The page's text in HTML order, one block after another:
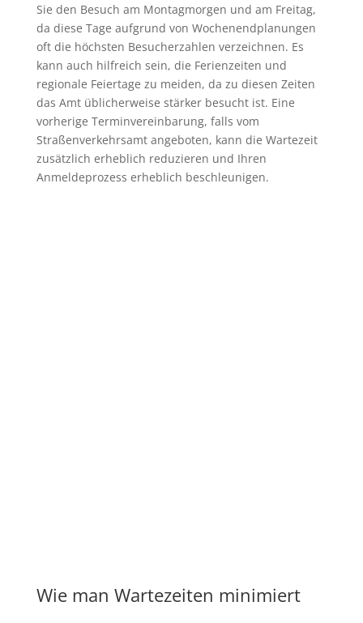
Sie den Besuch am Montagmorgen und am Freitag,
da diese Tage aufgrund von Wochenendplanungen
oft die höchsten Besucherzahlen verzeichnen. Es
kann auch hilfreich sein, die Ferienzeiten und
regionale Feiertage zu meiden, da zu diesen Zeiten
das Amt üblicherweise stärker besucht ist. Eine
vorherige Terminvereinbarung, falls vom
Straßenverkehrsamt angeboten, kann die Wartezeit
zusätzlich erheblich reduzieren und Ihren
Anmeldeprozess erheblich beschleunigen.
Wie man Wartezeiten minimiert